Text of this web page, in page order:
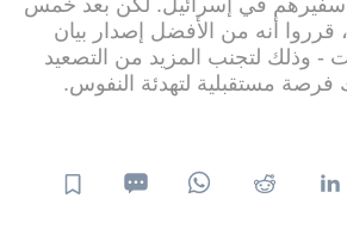
سفيرهم في إسرائيل. لكن بعد خمس
أنه من الأفضل إصدار بيان
- وذلك لتجنب المزيد من التصعيد
فرصة مستقبلية لتهدئة النفوس.